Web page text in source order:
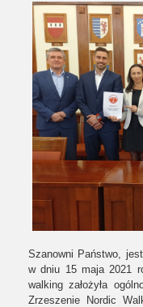
Szanowni Państwo,
w dniu 15 maja 2021
walking założyła
Zrzeszenie Nordic